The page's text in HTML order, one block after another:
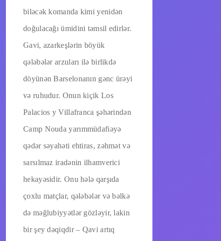
biləcək komanda kimi yenidən
doğulacağı ümidini təmsil edirlər.
Gavi, azarkeşlərin böyük
qələbələr arzuları ilə birlikdə
döyünən Barselonanın gənc ürəyi
və ruhudur. Onun kiçik Los
Palacios y Villafranca şəhərindən
Camp Nouda yarımmüdafiəyə
qədər səyahəti ehtiras, zəhmət və
sarsılmaz iradənin ilhamverici
hekayəsidir. Onu hələ qarşıda
çoxlu matçlar, qələbələr və bəlkə
də məğlubiyyətlər gözləyir, lakin
bir şey dəqiqdir – Qavi artıq